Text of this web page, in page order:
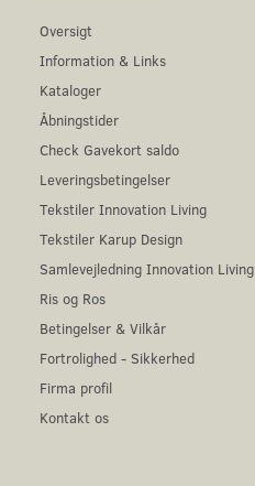
Oversigt
Information & Links
Kataloger
Åbningstider
Check Gavekort saldo
Leveringsbetingelser
Tekstiler Innovation Living
Tekstiler Karup Design
Samlevejledning Innovation Living
Ris og Ros
Betingelser & Vilkår
Fortrolighed - Sikkerhed
Firma profil
Kontakt os